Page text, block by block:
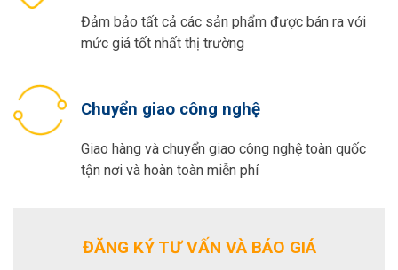
Đảm bảo tất cả các sản phẩm được bán ra với
mức giá tốt nhất thị trường
Chuyển giao công nghệ
Giao hàng và chuyển giao công nghệ toàn quốc
tận nơi và hoàn toàn miễn phí
ĐĂNG KÝ TƯ VẤN VÀ BÁO GIÁ